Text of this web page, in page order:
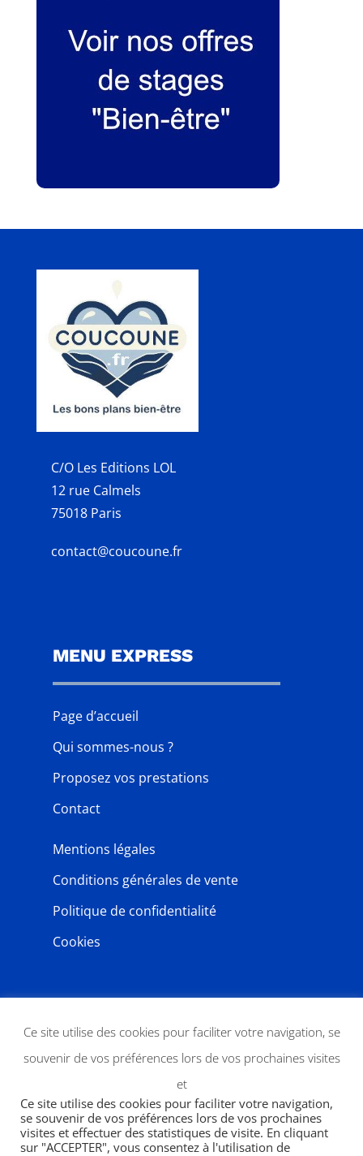
C/O Les Editions LOL
12 rue Calmels
75018 Paris
contact@coucoune.fr
MENU EXPRESS
Page d’accueil
Qui sommes-nous ?
Proposez vos prestations
Contact
Mentions légales
Conditions générales de vente
Politique de confidentialité
Cookies
Ce site utilise des cookies pour faciliter votre navigation, se
souvenir de vos préférences lors de vos prochaines visites
et
Ce site utilise des cookies pour faciliter votre navigation,
se souvenir de vos préférences lors de vos prochaines
visites et effectuer des statistiques de visite. En cliquant
sur "ACCEPTER", vous consentez à l'utilisation de